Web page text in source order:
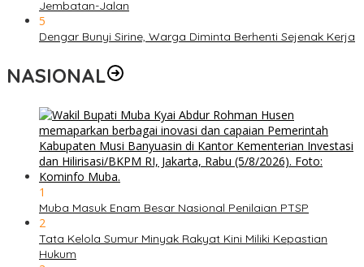
Jembatan-Jalan
5
Dengar Bunyi Sirine, Warga Diminta Berhenti Sejenak Kerja
NASIONAL
1
Muba Masuk Enam Besar Nasional Penilaian PTSP
2
Tata Kelola Sumur Minyak Rakyat Kini Miliki Kepastian
Hukum